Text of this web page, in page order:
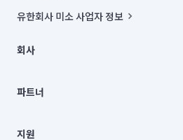
유한회사 미소 사업자 정보
00019 |
주소 | 본사: 서울특별시 종로구 율곡로 6(
컨택센터 : 서울특별시 종로구 수송동 율곡
상품, 상품정보, 거래에 관한 의무와 책임은
회사
채용
파트너
이사
지원